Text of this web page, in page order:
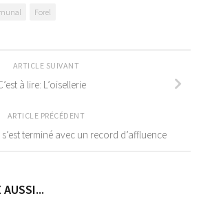
Forel
ARTICLE SUIVANT
à lire: L’oisellerie
ARTICLE PRÉCÉDENT
terminé avec un record d’affluence
AUSSI...